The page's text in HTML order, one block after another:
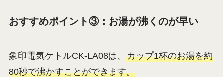
おすすめポイント③：お湯が沸くのが早い
象印電気ケトルCK-LA08は、 カップ1杯のお湯を約
80秒で沸かすことができます。